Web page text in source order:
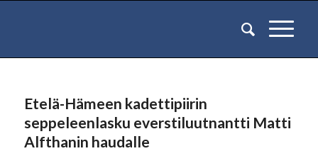
Etelä-Hämeen kadettipiirin
seppeleenlasku everstiluutnantti Matti
Alfthanin haudalle